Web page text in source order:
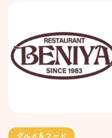
グルメ＆フード